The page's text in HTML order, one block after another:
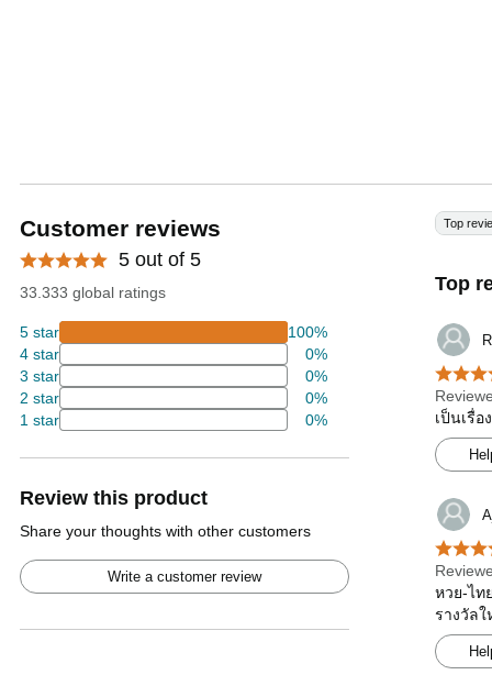
Customer reviews
5 out of 5
33.333 global ratings
5 star
100%
4 star
0%
3 star
0%
2 star
0%
1 star
0%
Review this product
Share your thoughts with other customers
Write a customer review
Top
Top
เป็นเรื่
หวย-ไท
รางวัล